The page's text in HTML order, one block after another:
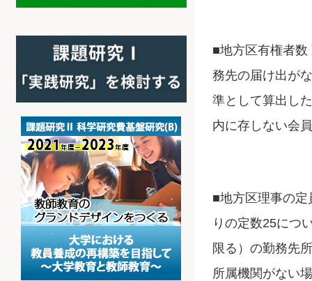
■地方区有権者
務先の届け出が
準として算出し
内に存しない会
■地方区理事の
りの定数25につ
限る）の勤務先
所属機関がない